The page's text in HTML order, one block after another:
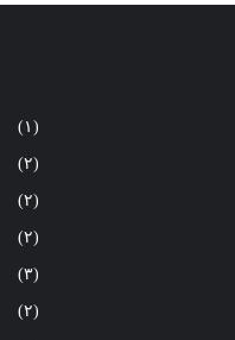
(١)
(٢)
(٢)
(٢)
(٣)
(٢)